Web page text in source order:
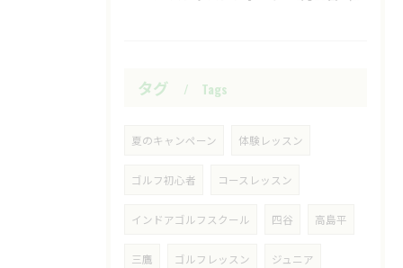
タグ Tags
夏のキャンペーン 体験レッスン
ゴルフ初心者 コースレッスン
インドアゴルフスクール 四谷 高島平
三鷹 ゴルフレッスン ジュニア